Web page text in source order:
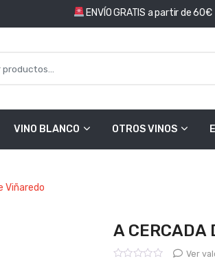
ENVÍO GRATIS a partir de 60€
VINO BLANCO OTROS VINOS
Viñaredo
A CERCADA
Ver